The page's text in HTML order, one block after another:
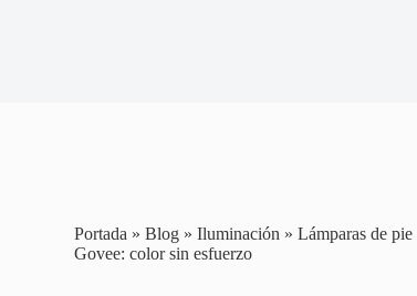
Portada »Blog »Iluminación »Lámparas de pie
Govee: color sin esfuerzo